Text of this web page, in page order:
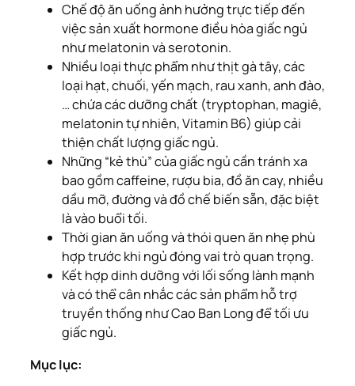
Chế độ ăn uống ảnh hưởng trực tiếp đến
việc sản xuất hormone điều hòa giấc ngủ
như melatonin và serotonin.
Nhiều loại thực phẩm như thịt gà tây, các
loại hạt, chuối, yến mạch, rau xanh, anh đào,
… chứa các dưỡng chất (tryptophan, magiê,
melatonin tự nhiên, Vitamin B6) giúp cải
thiện chất lượng giấc ngủ.
Những “kẻ thù” của giấc ngủ cần tránh xa
bao gồm caffeine, rượu bia, đồ ăn cay, nhiều
dầu mỡ, đường và đồ chế biến sẵn, đặc biệt
là vào buổi tối.
Thời gian ăn uống và thói quen ăn nhẹ phù
hợp trước khi ngủ đóng vai trò quan trọng.
Kết hợp dinh dưỡng với lối sống lành mạnh
và có thể cân nhắc các sản phẩm hỗ trợ
truyền thống như Cao Ban Long để tối ưu
giấc ngủ.
Mục lục: